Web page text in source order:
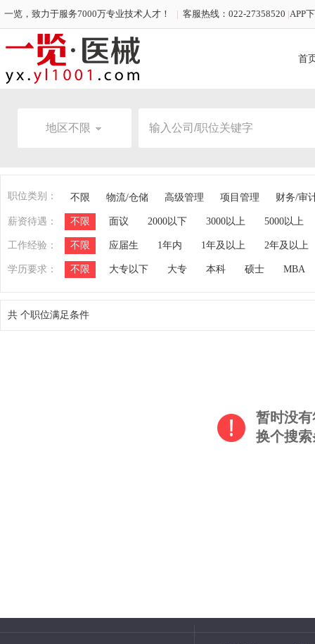
一览，致力于服务7000万专业技术人才！ | 客服热线：022-27358520 |APP
首
地区不限
职位类别： 不限 物流/仓储 高级管理 项目管理 财务/审
薪资待遇： 不限 面议 2000以下 3000以上 5000以上
工作经验： 不限 应届生 1年内 1年及以上 2年及以上
学历要求： 不限 大专以下 大专 本科 硕士 MBA
共 个职位满足条件
暂时没
换个搜